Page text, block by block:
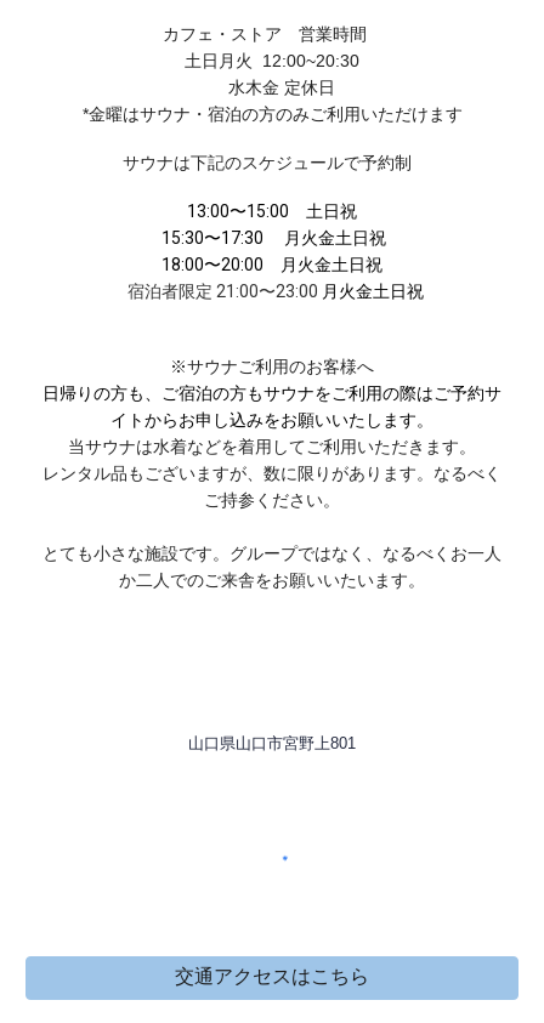
カフェ・ストア 営業時間
土日 月火
12:00~20:30
水木金 定休日
*金曜はサウナ・宿泊の方のみご利用いただけます
サウナは下記のスケジュールで予約制
13:00〜15:00 土日祝
15:30〜17:30
月火金土日祝
18:00〜20:00 月火金土日祝
宿泊者限定 21:00〜23:00 月火金土日祝
※サウナご利用のお客様へ
日帰りの方も、ご宿泊の方もサウナをご利用の際はご予約サ
イトからお申し込みをお願いいたします。
当サウナは水着などを着用してご利用いただきます。
レンタル品もございますが、数に限りがあります。なるべく
ご持参ください。
とても小さな施設です。グループではなく、なるべく お一人
か二人 でのご来舎をお願いいたいます。
山口県山口市宮野上801
交通アクセスはこちら